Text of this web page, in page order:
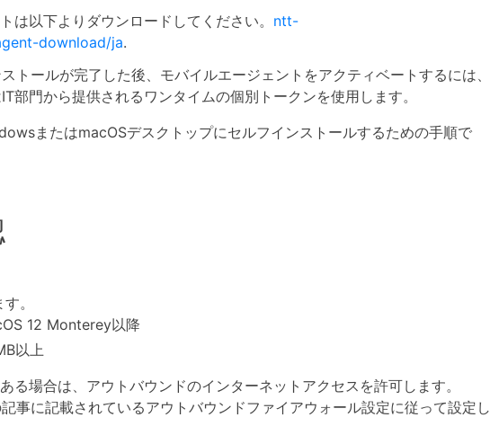
は以下よりダウンロードしてください。 ntt-
download/ja.
トールが完了した後、モバイルエージェントをアクティベートするには、
部門から提供されるワンタイムの個別トークンを使用します。
またはmacOSデスクトップにセルフインストールするための手順で
。
12 Monterey以降
以上
る場合は、アウトバウンドのインターネットアクセスを許可します。
事に記載されているアウトバウンドファイアウォール設定に従って設定し